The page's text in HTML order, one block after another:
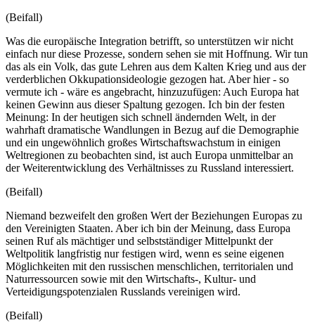
(Beifall)
Was die europäische Integration betrifft, so unterstützen wir nicht
einfach nur diese Prozesse, sondern sehen sie mit Hoffnung. Wir tun
das als ein Volk, das gute Lehren aus dem Kalten Krieg und aus der
verderblichen Okkupationsideologie gezogen hat. Aber hier - so
vermute ich - wäre es angebracht, hinzuzufügen: Auch Europa hat
keinen Gewinn aus dieser Spaltung gezogen. Ich bin der festen
Meinung: In der heutigen sich schnell ändernden Welt, in der
wahrhaft dramatische Wandlungen in Bezug auf die Demographie
und ein ungewöhnlich großes Wirtschaftswachstum in einigen
Weltregionen zu beobachten sind, ist auch Europa unmittelbar an
der Weiterentwicklung des Verhältnisses zu Russland interessiert.
(Beifall)
Niemand bezweifelt den großen Wert der Beziehungen Europas zu
den Vereinigten Staaten. Aber ich bin der Meinung, dass Europa
seinen Ruf als mächtiger und selbstständiger Mittelpunkt der
Weltpolitik langfristig nur festigen wird, wenn es seine eigenen
Möglichkeiten mit den russischen menschlichen, territorialen und
Naturressourcen sowie mit den Wirtschafts-, Kultur- und
Verteidigungspotenzialen Russlands vereinigen wird.
(Beifall)